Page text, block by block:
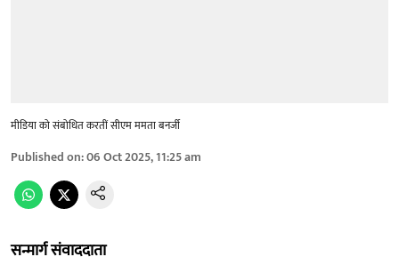
मीडिया को संबोधित करतीं सीएम ममता बनर्जी
Published on:06 Oct 2025, 11:25 am
सन्मार्ग संवाददाता